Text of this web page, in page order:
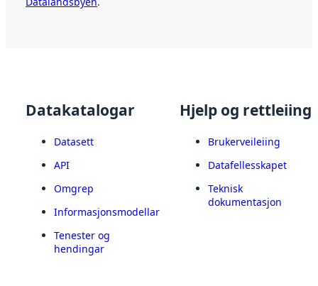
Datakatalogar
Datasett
API
Omgrep
Informasjonsmodellar
Tenester og
hendingar
Hjelp og rettleiing
Brukerveileiing
Datafellesskapet
Teknisk
dokumentasjon